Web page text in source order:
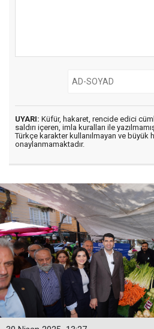
UYARI: Küfür, hakaret, rencide edici
saldırı içeren, imla kuralları ile
Türkçe karakter kullanılmayan ve büyük
onaylanmamaktadır.